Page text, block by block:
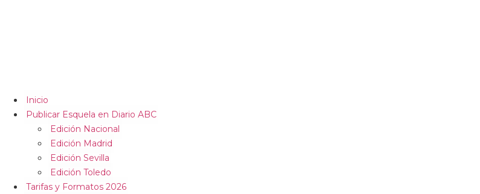
Inicio
Publicar Esquela en Diario ABC
Edición Nacional
Edición Madrid
Edición Sevilla
Edición Toledo
Tarifas y Formatos 2026